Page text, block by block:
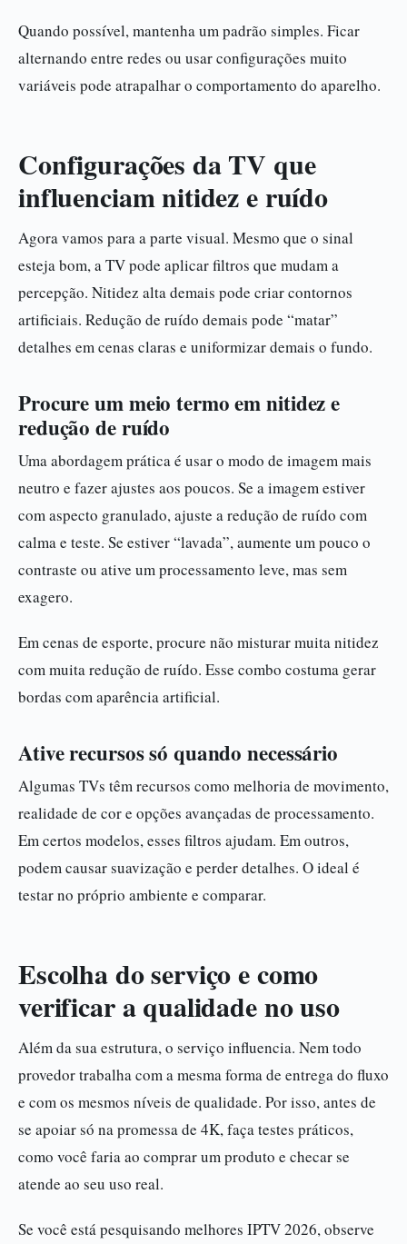
Quando possível, mantenha um padrão simples. Ficar
alternando entre redes ou usar configurações muito
variáveis pode atrapalhar o comportamento do aparelho.
Configurações da TV que
influenciam nitidez e ruído
Agora vamos para a parte visual. Mesmo que o sinal
esteja bom, a TV pode aplicar filtros que mudam a
percepção. Nitidez alta demais pode criar contornos
artificiais. Redução de ruído demais pode “matar”
detalhes em cenas claras e uniformizar demais o fundo.
Procure um meio termo em nitidez e
redução de ruído
Uma abordagem prática é usar o modo de imagem mais
neutro e fazer ajustes aos poucos. Se a imagem estiver
com aspecto granulado, ajuste a redução de ruído com
calma e teste. Se estiver “lavada”, aumente um pouco o
contraste ou ative um processamento leve, mas sem
exagero.
Em cenas de esporte, procure não misturar muita nitidez
com muita redução de ruído. Esse combo costuma gerar
bordas com aparência artificial.
Ative recursos só quando necessário
Algumas TVs têm recursos como melhoria de movimento,
realidade de cor e opções avançadas de processamento.
Em certos modelos, esses filtros ajudam. Em outros,
podem causar suavização e perder detalhes. O ideal é
testar no próprio ambiente e comparar.
Escolha do serviço e como
verificar a qualidade no uso
Além da sua estrutura, o serviço influencia. Nem todo
provedor trabalha com a mesma forma de entrega do fluxo
e com os mesmos níveis de qualidade. Por isso, antes de
se apoiar só na promessa de 4K, faça testes práticos,
como você faria ao comprar um produto e checar se
atende ao seu uso real.
Se você está pesquisando melhores IPTV 2026, observe